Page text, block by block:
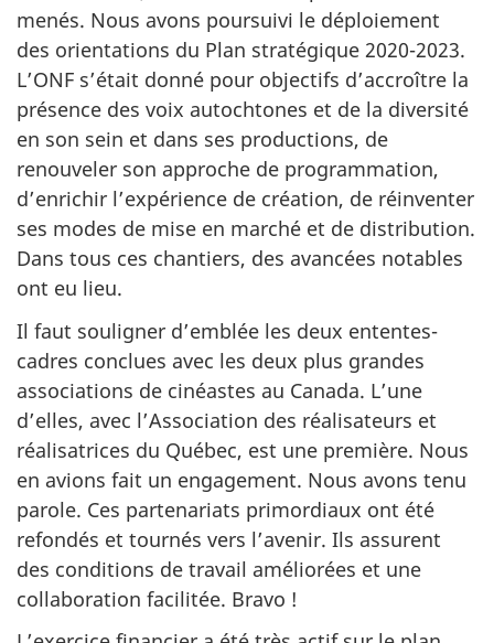
menés. Nous avons poursuivi le déploiement
des orientations du Plan stratégique 2020-2023.
L’ONF s’était donné pour objectifs d’accroître la
présence des voix autochtones et de la diversité
en son sein et dans ses productions, de
renouveler son approche de programmation,
d’enrichir l’expérience de création, de réinventer
ses modes de mise en marché et de distribution.
Dans tous ces chantiers, des avancées notables
ont eu lieu.
Il faut souligner d’emblée les deux ententes-
cadres conclues avec les deux plus grandes
associations de cinéastes au Canada. L’une
d’elles, avec l’Association des réalisateurs et
réalisatrices du Québec, est une première. Nous
en avions fait un engagement. Nous avons tenu
parole. Ces partenariats primordiaux ont été
refondés et tournés vers l’avenir. Ils assurent
des conditions de travail améliorées et une
collaboration facilitée. Bravo !